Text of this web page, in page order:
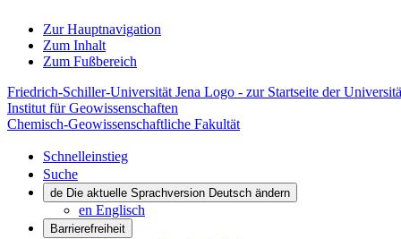
Zur Hauptnavigation
Zum Inhalt
Zum Fußbereich
Friedrich-Schiller-Universität Jena Logo - zur Startseite der
Institut für Geowissenschaften
Chemisch-Geowissenschaftliche Fakultät
Schnelleinstieg
Suche
de Die aktuelle Sprachversion Deutsch ändern
en Englisch
Barrierefreiheit